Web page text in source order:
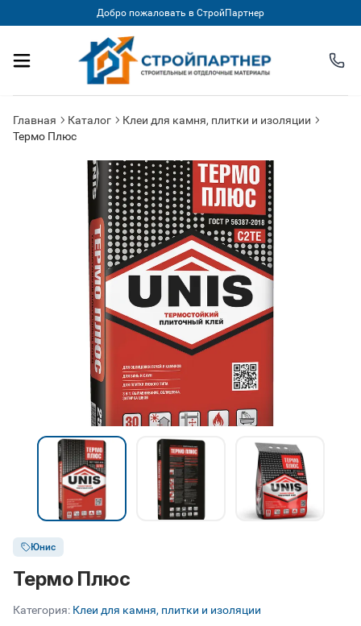
Добро пожаловать в СтройПартнер
Главная Каталог
Клеи для камня, плитки и изоляции
Термо Плюс
Юнис
Термо Плюс
Категория: Клеи для камня, плитки и изоляции